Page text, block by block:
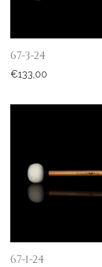
67-3-24
€133,00
67-1-24